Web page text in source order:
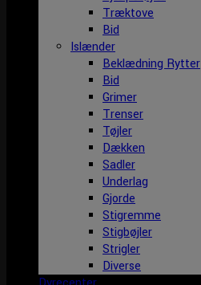
Træktove
Bid
Islænder
Beklædning Rytter
Bid
Grimer
Trenser
Tøjler
Dækken
Sadler
Underlag
Gjorde
Stigremme
Stigbøjler
Strigler
Diverse